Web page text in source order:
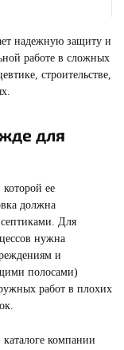
ЗИМНЯЯ
надежную защиту и
работе в сложных
строительстве,
для
ее
должна
Для
нужна
и
полосами)
работ в плохих
компании